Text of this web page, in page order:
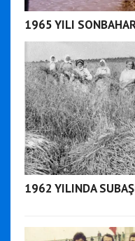
1965 YILI
1962 YILINDA